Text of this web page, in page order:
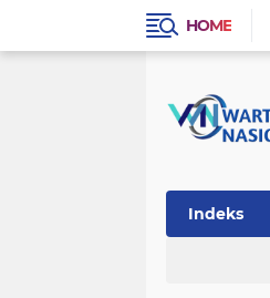
HOME
Indeks